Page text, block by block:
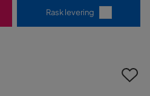
Rask levering